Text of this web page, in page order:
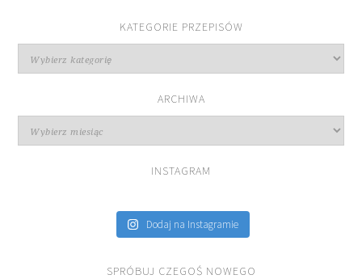
KATEGORIE PRZEPISÓW
przepisów
ARCHIWA
INSTAGRAM
Dodaj na Instagramie
SPRÓBUJ CZEGOŚ NOWEGO